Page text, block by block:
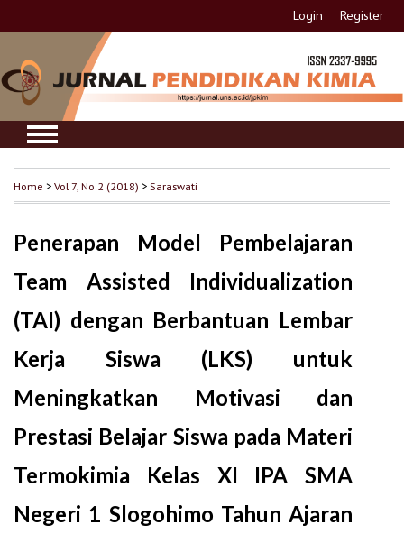
Login Register
Home >Vol 7, No 2 (2018) > Saraswati
Penerapan Model Pembelajaran
Team Assisted Individualization
(TAI) dengan Berbantuan Lembar
Kerja Siswa (LKS) untuk
Meningkatkan Motivasi dan
Prestasi Belajar Siswa pada Materi
Termokimia Kelas XI IPA SMA
Negeri 1 Slogohimo Tahun Ajaran